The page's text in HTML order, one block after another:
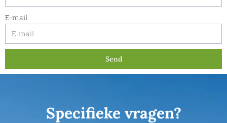
E-mail
Send
Specifieke vragen?